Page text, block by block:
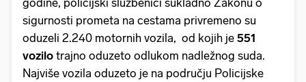
godine, policijski službenici sukladno Zakonu o
sigurnosti prometa na cestama privremeno su
oduzeli 2.240 motornih vozila, od kojih je 551
vozilo trajno oduzeto odlukom nadležnog suda.
Najviše vozila oduzeto je na području Policijske